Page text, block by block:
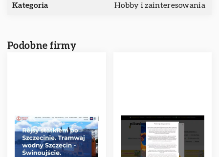
Kategoria Hobby i zainteresowania
Podobne firmy